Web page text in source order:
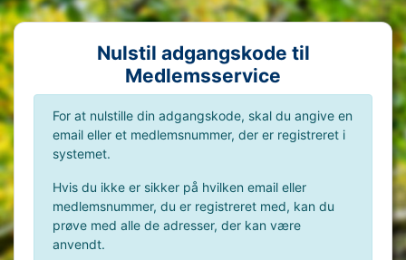
Nulstil adgangskode til
Medlemsservice
For at nulstille din adgangskode, skal du angive en
email eller et medlemsnummer, der er registreret i
systemet.
Hvis du ikke er sikker på hvilken email eller
medlemsnummer, du er registreret med, kan du
prøve med alle de adresser, der kan være
anvendt.